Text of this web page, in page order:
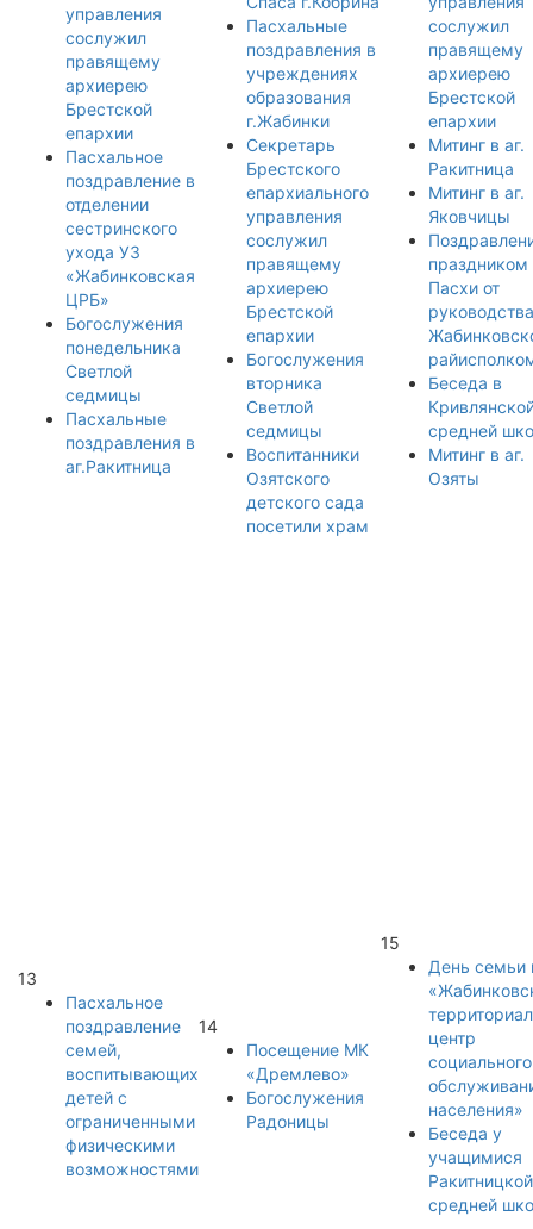
управления
сослужил
правящему
архиерею
Брестской
епархии
Пасхальное
поздравление в
отделении
сестринского
ухода УЗ
«Жабинковская
ЦРБ»
Богослужения
понедельника
Светлой
седмицы
Пасхальные
поздравления в
аг.Ракитница
Пасхальные
поздравления в
учреждениях
образования
г.Жабинки
Секретарь
Брестского
епархиального
управления
сослужил
правящему
архиерею
Брестской
епархии
Богослужения
вторника
Светлой
седмицы
Воспитанники
Озятского
детского сада
посетили храм
сослужил
правящему
архиерею
Брестской
епархии
Митинг в аг.
Ракитница
Митинг в аг.
Яковчицы
праздником
Пасхи от
руководства
Беседа в
средней
Митинг в аг.
Озяты
13
Пасхальное
поздравление
семей,
воспитывающих
детей с
ограниченными
физическими
возможностями
14
Посещение МК
«Дремлево»
Богослужения
Радоницы
15
День семьи
центр
социального
населения»
Беседа у
учащимися
Ракитницкой
средней